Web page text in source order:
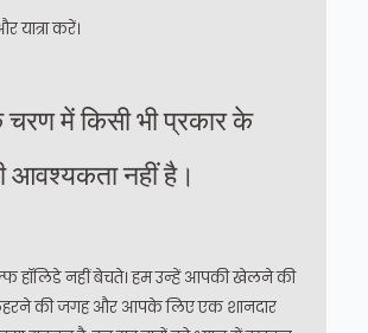
यात्रा करें।
में किसी भी प्रकार के
आवश्यकता नहीं है।
हॉलिडे नहीं बेचते। हम उन्हें आपकी खेलने की
की जगह और आपके लिए एक शानदार